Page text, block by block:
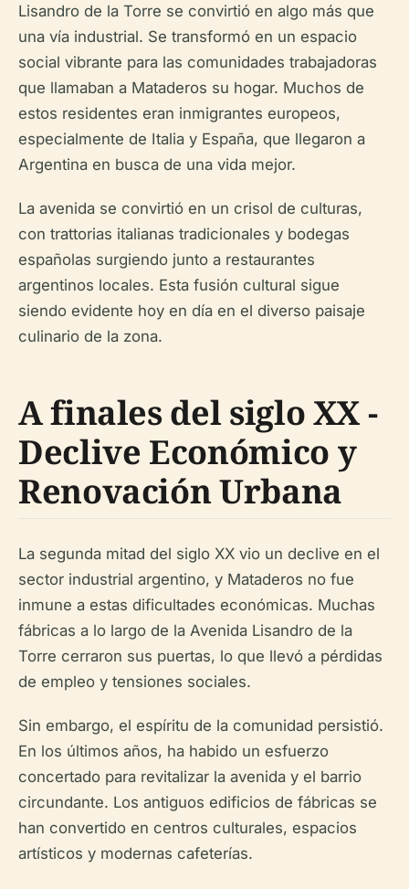
Lisandro de la Torre se convirtió en algo más que
una vía industrial. Se transformó en un espacio
social vibrante para las comunidades trabajadoras
que llamaban a Mataderos su hogar. Muchos de
estos residentes eran inmigrantes europeos,
especialmente de Italia y España, que llegaron a
Argentina en busca de una vida mejor.
La avenida se convirtió en un crisol de culturas,
con trattorias italianas tradicionales y bodegas
españolas surgiendo junto a restaurantes
argentinos locales. Esta fusión cultural sigue
siendo evidente hoy en día en el diverso paisaje
culinario de la zona.
A finales del siglo XX -
Declive Económico y
Renovación Urbana
La segunda mitad del siglo XX vio un declive en el
sector industrial argentino, y Mataderos no fue
inmune a estas dificultades económicas. Muchas
fábricas a lo largo de la Avenida Lisandro de la
Torre cerraron sus puertas, lo que llevó a pérdidas
de empleo y tensiones sociales.
Sin embargo, el espíritu de la comunidad persistió.
En los últimos años, ha habido un esfuerzo
concertado para revitalizar la avenida y el barrio
circundante. Los antiguos edificios de fábricas se
han convertido en centros culturales, espacios
artísticos y modernas cafeterías.